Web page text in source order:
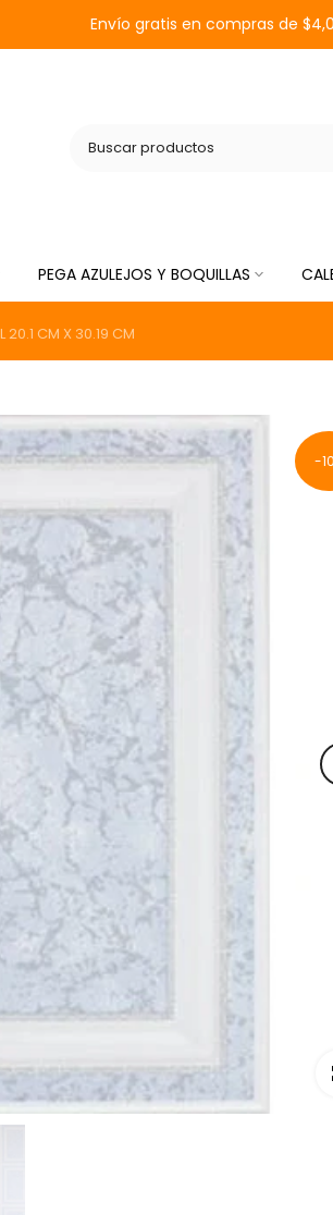
Envío gratis en compras de
PEGA AZULEJOS Y BOQUILLAS
20.1 CM X 30.19 CM
-